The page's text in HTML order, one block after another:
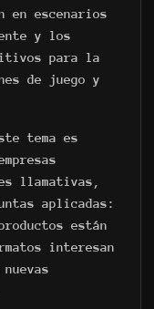
en escenarios
y los
para la
de juego y
tema es
llamativas,
aplicadas:
están
interesan